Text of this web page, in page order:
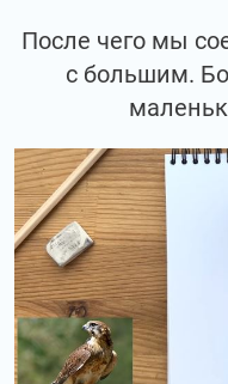
После чего мы
с большим.